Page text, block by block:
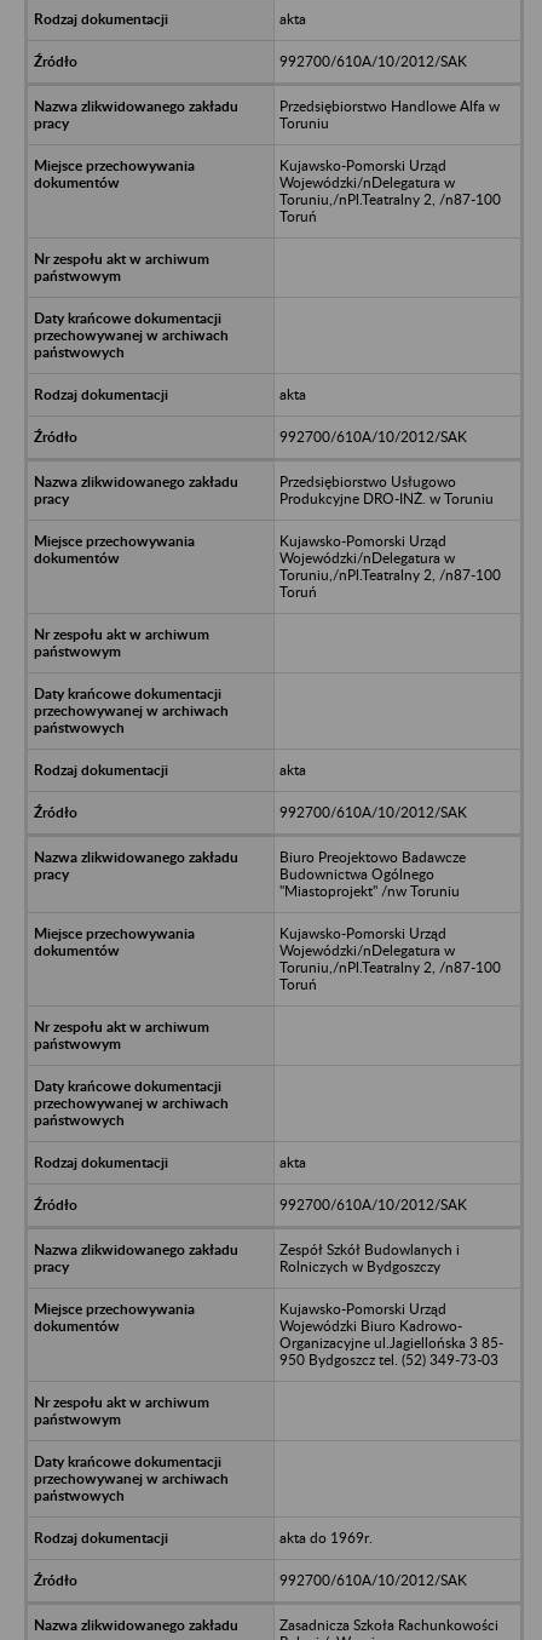
akta
992700/610A/10/2012/SAK
Przedsiębiorstwo Handlowe Alfa w
Toruniu
Kujawsko-Pomorski Urząd
Wojewódzki/nDelegatura w
Toruniu,/nPl.Teatralny 2, /n87-100
Toruń
akta
992700/610A/10/2012/SAK
Przedsiębiorstwo Usługowo
Produkcyjne DRO-INŻ. w Toruniu
Kujawsko-Pomorski Urząd
Wojewódzki/nDelegatura w
Toruniu,/nPl.Teatralny 2, /n87-100
Toruń
akta
992700/610A/10/2012/SAK
Biuro Preojektowo Badawcze
Budownictwa Ogólnego
"Miastoprojekt" /nw Toruniu
Kujawsko-Pomorski Urząd
Wojewódzki/nDelegatura w
Toruniu,/nPl.Teatralny 2, /n87-100
Toruń
akta
992700/610A/10/2012/SAK
Zespół Szkół Budowlanych i
Rolniczych w Bydgoszczy
Kujawsko-Pomorski Urząd
Wojewódzki Biuro Kadrowo-
Organizacyjne ul.Jagiellońska 3 85-
950 Bydgoszcz tel. (52) 349-73-03
akta do 1969r.
992700/610A/10/2012/SAK
Zasadnicza Szkoła Rachunkowości